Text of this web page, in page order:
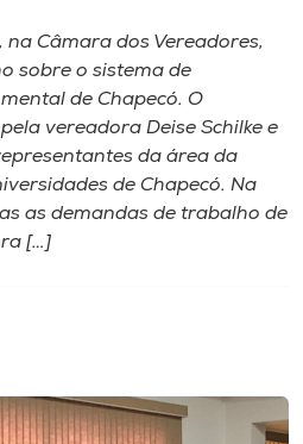
Câmara dos Vereadores,
sobre o sistema de
de Chapecó. O
vereadora Deise Schilke e
da área da
de Chapecó. Na
as demandas de trabalho de
[…]